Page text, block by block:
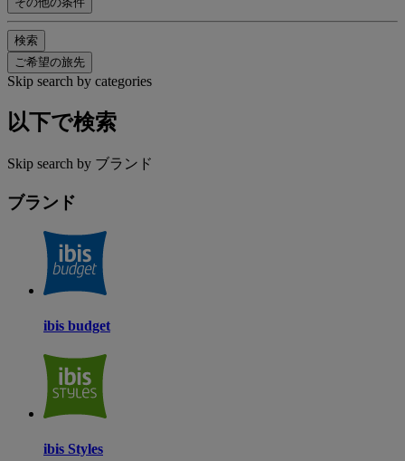
検索
ご希望の旅先
Skip search by categories
以下で検索
Skip search by ブランド
ブランド
ibis budget
ibis Styles